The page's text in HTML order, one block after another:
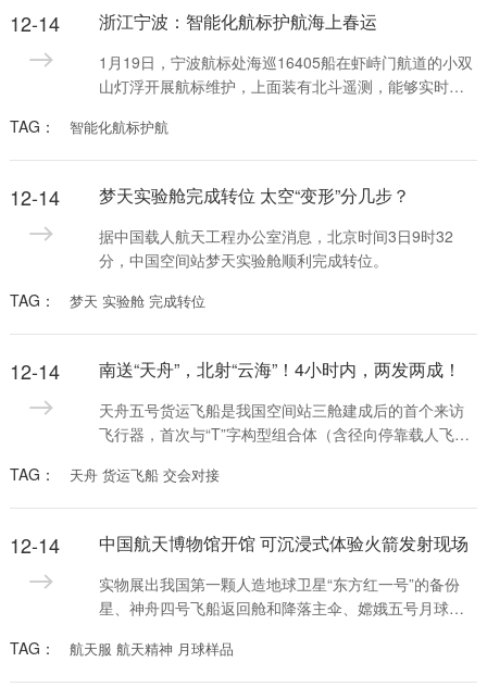
12-14 浙江宁波：智能化航标护航海上春运
1月19日，宁波航标处海巡16405船在虾峙门航道的小双
山灯浮开展航标维护，上面装有北斗遥测，能够实时监
TAG： 智能化航标护航
12-14 梦天实验舱完成转位 太空“变形”分几步？
据中国载人航天工程办公室消息，北京时间3日9时32
分，中国空间站梦天实验舱顺利完成转位。
TAG：
梦天 实验舱 完成转位
12-14 南送“天舟”，北射“云海”！4小时内，两发两成！
天舟五号货运飞船是我国空间站三舱建成后的首个来访
飞行器，首次与“T”字构型组合体（含径向停靠载人飞
在空间站有人驻留情况下实施货运飞船交会对接，具备
故障情况下手控遥操作交会对接任务备份能力，提高了
近距离交会过程可靠性。
TAG： 天舟 货运飞船 交会对接
12-14 中国航天博物馆开馆 可沉浸式体验火箭发射现场
实物展出我国第一颗人造地球卫星“东方红一号”的备份
星、神舟四号飞船返回舱和降落主伞、嫦娥五号月球样
国空间站VR漫游系统……11月16日，中国航天博物馆正
式开馆，首次全系统展示中国航天全貌、全方位展示航
TAG： 航天服 航天精神 月球样品